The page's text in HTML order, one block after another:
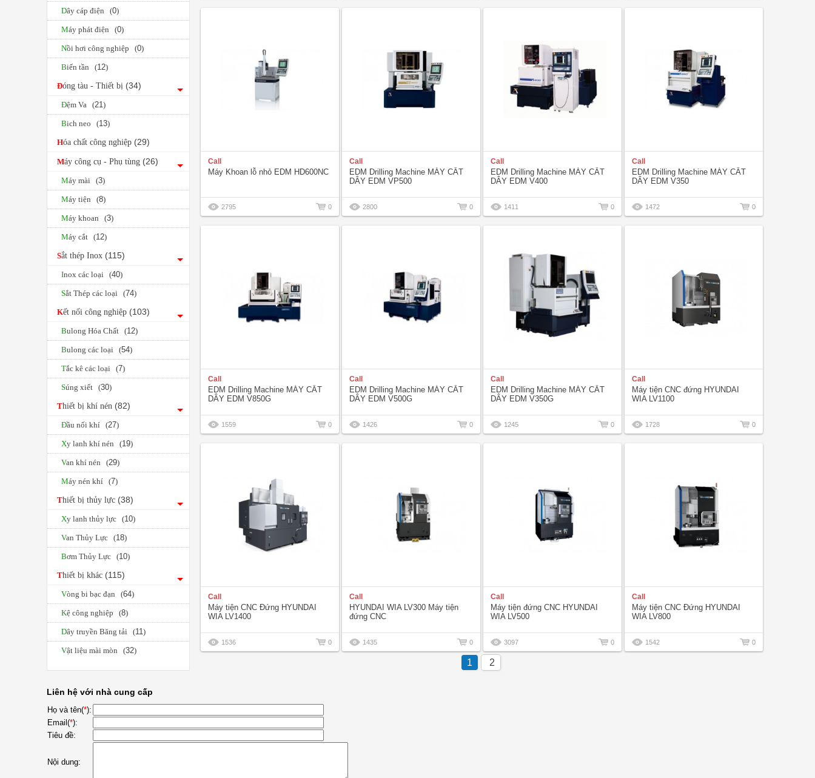
Dây cáp điện (0)
Máy phát điện (0)
Nồi hơi công nghiệp (0)
Biến tần (12)
Đóng tàu - Thiết bị (34)
Đệm Va (21)
Bich neo (13)
Hóa chất công nghiệp (29)
Máy công cụ - Phụ tùng (26)
Máy mài (3)
Máy tiện (8)
Máy khoan (3)
Máy cắt (12)
Sắt thép Inox (115)
Inox các loại (40)
Sắt Thép các loại (74)
Kết nối công nghiệp (103)
Bulong Hóa Chất (12)
Bulong các loại (54)
Tắc kê các loại (7)
Súng xiết (30)
Thiết bị khí nén (82)
Đầu nối khí (27)
Xy lanh khí nén (19)
Van khí nén (29)
Máy nén khí (7)
Thiết bị thủy lực (38)
Xy lanh thủy lực (10)
Van Thủy Lực (18)
Bơm Thủy Lực (10)
Thiết bị khác (115)
Vòng bi bạc đạn (64)
Kệ công nghiệp (8)
Dây truyền Băng tải (11)
Vật liệu mài mòn (32)
Call
Máy Khoan lỗ nhỏ EDM HD600NC
2795 0
Call
EDM Drilling Machine MÁY CẮT
DÂY EDM VP500
2800 0
Call
EDM Drilling Machine MÁY CẮT
DÂY EDM V400
1411 0
Call
EDM Drilling Machine MÁY CẮT
DÂY EDM V350
1472 0
Call
EDM Drilling Machine MÁY CẮT
DÂY EDM V850G
1559 0
Call
EDM Drilling Machine MÁY CẮT
DÂY EDM V500G
1426 0
Call
EDM Drilling Machine MÁY CẮT
DÂY EDM V350G
1245 0
Call
Máy tiện CNC đứng HYUNDAI
WIA LV1100
1728 0
Call
Máy tiện CNC Đứng HYUNDAI
WIA LV1400
1536 0
Call
HYUNDAI WIA LV300 Máy tiện
đứng CNC
1435 0
Call
Máy tiện đứng CNC ​HYUNDAI
WIA LV500
3097 0
Call
Máy tiện CNC Đứng HYUNDAI
WIA LV800
1542 0
1 2
Liên hệ với nhà cung cấp
Họ và tên(*):
Email(*):
Tiêu đề:
Nội dung: